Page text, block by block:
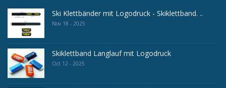
Ski Klettbänder mit Logodruck - Skiklettband. ..
Nov 18 - 2025
Skiklettband Langlauf mit Logodruck
Oct 12 - 2025